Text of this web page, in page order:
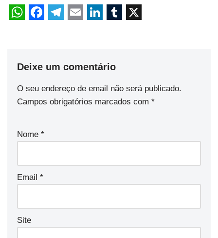
Deixe um comentário
O seu endereço de email não será publicado.
Campos obrigatórios marcados com *
Nome *
Email *
Site